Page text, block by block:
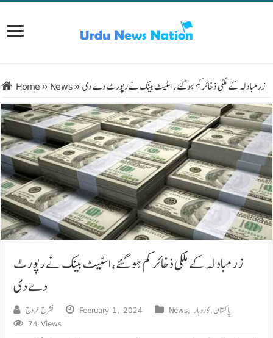
Home » News»زرمبادلہ کے ملکی ذخائر کم ہوگئے، اسٹیٹ بینک نے رپورٹ دے دی
زرمبادلہ کے ملکی ذخائر کم ہوگئے، اسٹیٹ بینک نے رپورٹ
دے دی
نشرح عروج February 1, 2024 News, پاکستان,کاروبار
74 Views